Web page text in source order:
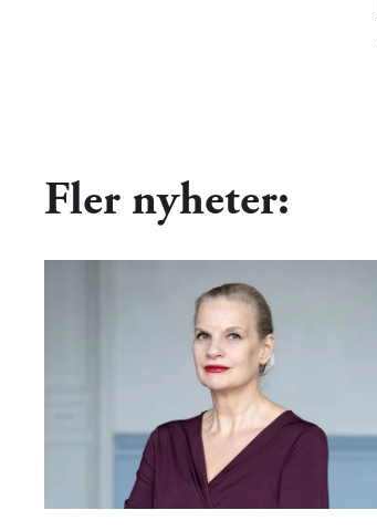
Fler nyheter: